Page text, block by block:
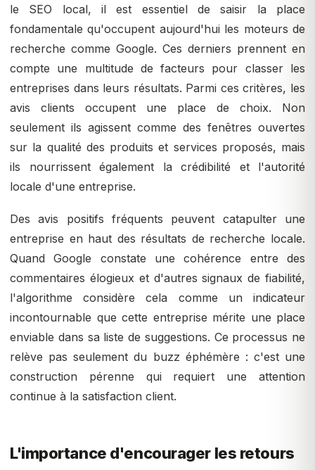
le SEO local, il est essentiel de saisir la place
fondamentale qu'occupent aujourd'hui les moteurs de
recherche comme Google. Ces derniers prennent en
compte une multitude de facteurs pour classer les
entreprises dans leurs résultats. Parmi ces critères, les
avis clients occupent une place de choix. Non
seulement ils agissent comme des fenêtres ouvertes
sur la qualité des produits et services proposés, mais
ils nourrissent également la crédibilité et l'autorité
locale d'une entreprise.
Des avis positifs fréquents peuvent catapulter une
entreprise en haut des résultats de recherche locale.
Quand Google constate une cohérence entre des
commentaires élogieux et d'autres signaux de fiabilité,
l'algorithme considère cela comme un indicateur
incontournable que cette entreprise mérite une place
enviable dans sa liste de suggestions. Ce processus ne
relève pas seulement du buzz éphémère : c'est une
construction pérenne qui requiert une attention
continue à la satisfaction client.
L'importance d'encourager les retours